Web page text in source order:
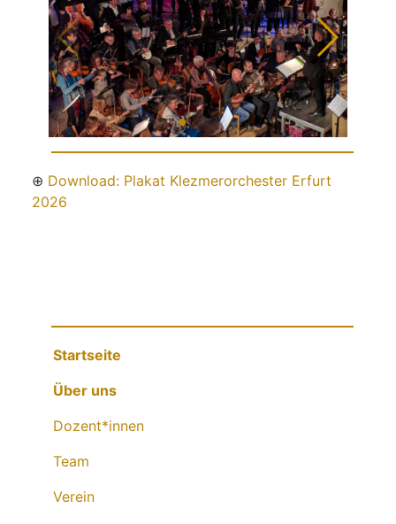
⊕ Download: Plakat Klezmerorchester Erfurt
2026
Startseite
Über uns
Dozent*innen
Team
Verein